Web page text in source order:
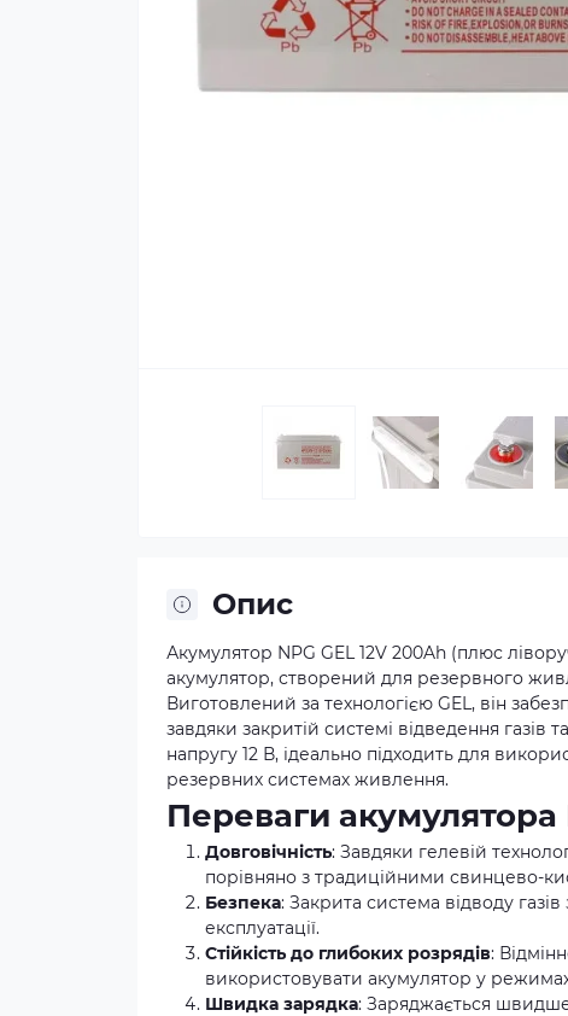
Опис
Акумулятор NPG GEL 12V 200Ah (плюс
акумулятор, створений для резервного
Виготовлений за технологією GEL, він
завдяки закритій системі відведення газів
напругу 12 В, ідеально підходить для
резервних системах живлення.
Переваги акумулятора
Довговічність: Завдяки гелевій
порівняно з традиційними свинцево-
Безпека: Закрита система відводу
експлуатації.
Стійкість до глибоких розрядів:
використовувати акумулятор у
Швидка зарядка: Заряджається